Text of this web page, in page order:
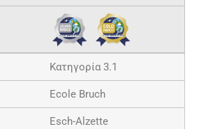
Κατηγορία 3.1
Ecole Bruch
Esch-Alzette